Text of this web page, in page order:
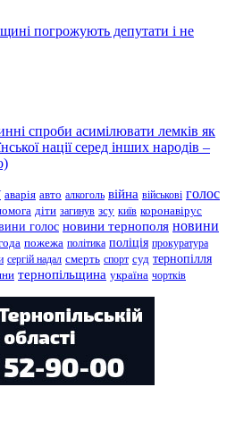
погрожують депутати і не
спроби асимілювати лемків як
нації серед інших народів –
аварія авто алкоголь війна військові голос
діти загинув зсу київ коронавірус
голос новини тернополя новини
пожежа політика поліція прокуратура
сергій надал смерть спорт суд тернопілля
тернопільщина україна чортків